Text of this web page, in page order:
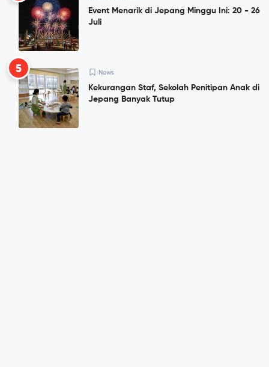
Event Menarik di Jepang Minggu Ini: 20 - 26
Juli
5 News
Kekurangan Staf, Sekolah Penitipan Anak di
Jepang Banyak Tutup